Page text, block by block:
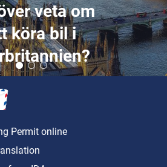
veta om
köra bil i
Permit online